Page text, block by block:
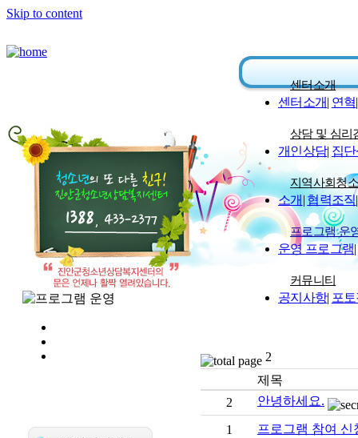
Skip to content
센터소개
센터소개| 연혁|
상담 및 심리
개인상담| 집
지역사회청
소개 | 협력조직|
프로그램 운
운영 프로그램|
커뮤니티
공지사항| 포
2
제목
2
안녕하세요.
1 프로그램 참여 신